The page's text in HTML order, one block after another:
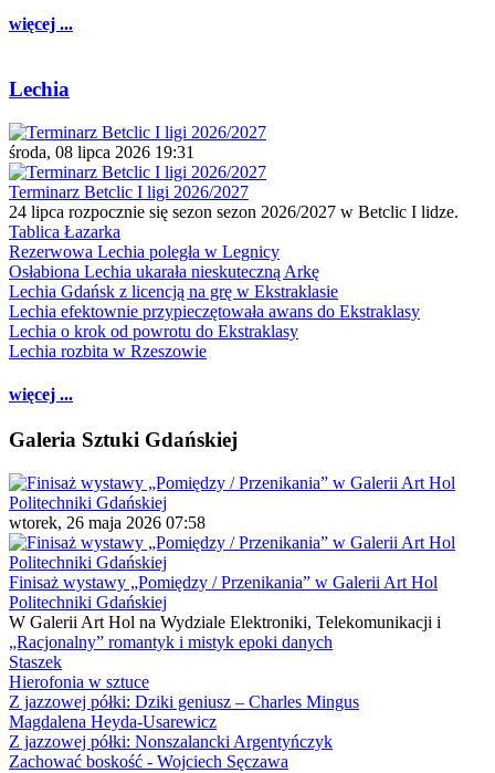
więcej ...
Lechia
środa, 08 lipca 2026 19:31
Terminarz Betclic I ligi 2026/2027
24 lipca rozpocznie się sezon sezon 2026/2027 w Betclic I lidze.
Tablica Łazarka
Rezerwowa Lechia poległa w Legnicy
Osłabiona Lechia ukarała nieskuteczną Arkę
Lechia Gdańsk z licencją na grę w Ekstraklasie
Lechia efektownie przypieczętowała awans do Ekstraklasy
Lechia o krok od powrotu do Ekstraklasy
Lechia rozbita w Rzeszowie
więcej ...
Galeria Sztuki Gdańskiej
wtorek, 26 maja 2026 07:58
Finisaż wystawy „Pomiędzy / Przenikania” w Galerii Art Hol
Politechniki Gdańskiej
W Galerii Art Hol na Wydziale Elektroniki, Telekomunikacji i
„Racjonalny” romantyk i mistyk epoki danych
Staszek
Hierofonia w sztuce
Z jazzowej półki: Dziki geniusz – Charles Mingus
Magdalena Heyda-Usarewicz
Z jazzowej półki: Nonszalancki Argentyńczyk
Zachować boskość - Wojciech Sęczawa